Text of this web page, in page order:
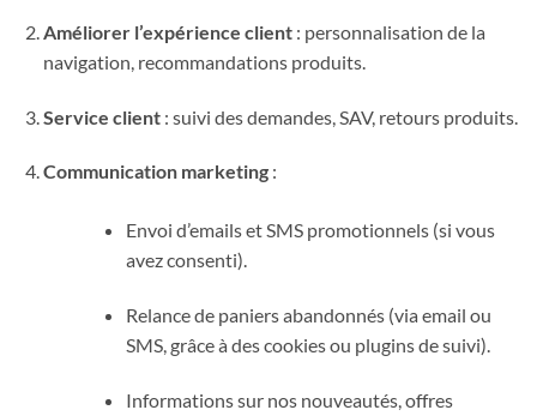
Améliorer l’expérience client: personnalisation de la
navigation, recommandations produits.
Service client: suivi des demandes, SAV, retours produits.
Communication marketing:
Envoi d’emails et SMS promotionnels (si vous
avez consenti).
Relance de paniers abandonnés (via email ou
SMS, grâce à des cookies ou plugins de suivi).
Informations sur nos nouveautés, offres